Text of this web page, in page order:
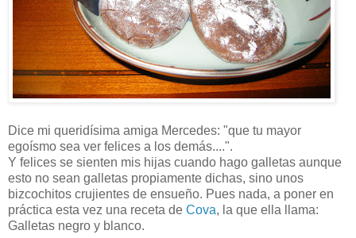
Dice mi queridísima amiga Mercedes: "que tu mayor
egoísmo sea ver felices a los demás....".
Y felices se sienten mis hijas cuando hago galletas aunque
esto no sean galletas propiamente dichas, sino unos
bizcochitos crujientes de ensueño. Pues nada, a poner en
práctica esta vez una receta de Cova, la que ella llama:
Galletas negro y blanco.